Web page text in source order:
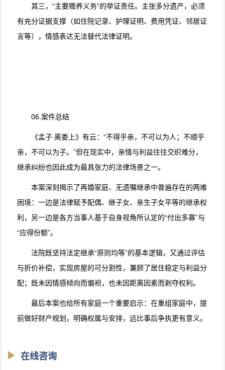
其三，“主要赡养义务”的举证责任。主张多分遗产，必须
有充分证据支撑（如住院记录、护理证明、费用凭证、邻居证
言等），情感表达无法替代法律证明。
06.案件总结
《孟子·离娄上》有云：“不得乎亲，不可以为人；不顺乎
亲，不可以为子。”但在现实中，亲情与利益往往交织难分，
继承纠纷也因此成为最具张力的法律场景之一。
本案深刻揭示了再婚家庭、无遗嘱继承中普遍存在的两难
困境：一边是法律赋予配偶、继子女、亲生子女平等的继承权
利，另一边是各方当事人基于自身视角所认定的“付出多寡”与
“应得份额”。
法院既坚持法定继承“原则均等”的基本逻辑，又通过评估
与折价补偿，实现房屋的可分割性，兼顾了居住稳定与利益分
配；既未因情感倾向而偏袒，也未因距离因素而剥夺权利。
最后本案也给所有家庭一个重要启示：在重组家庭中，提
前做好财产规划，明确权属与安排，远比事后争执更有意义。
在线咨询